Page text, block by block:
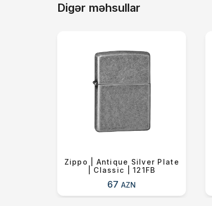
Digər məhsullar
Zippo | Antique Silver Plate
| Classic | 121FB
67AZN